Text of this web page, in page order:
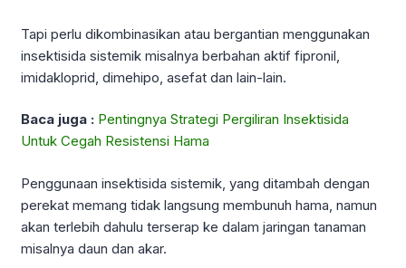
Tapi perlu dikombinasikan atau bergantian menggunakan
insektisida sistemik misalnya berbahan aktif fipronil,
imidakloprid, dimehipo, asefat dan lain-lain.
Baca juga : Pentingnya Strategi Pergiliran Insektisida
Untuk Cegah Resistensi Hama
Penggunaan insektisida sistemik, yang ditambah dengan
perekat memang tidak langsung membunuh hama, namun
akan terlebih dahulu terserap ke dalam jaringan tanaman
misalnya daun dan akar.